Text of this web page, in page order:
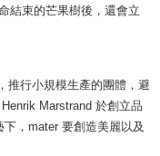
結束的芒果樹後，還會立
推行小規模生產的團體，避
Marstrand 於創立品
，mater 要創造美麗以及